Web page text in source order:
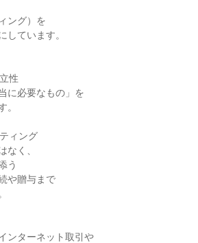
ング）を
しています。
性
に必要なもの」を
。
ィング
なく、
う
や贈与まで
ンターネット取引や